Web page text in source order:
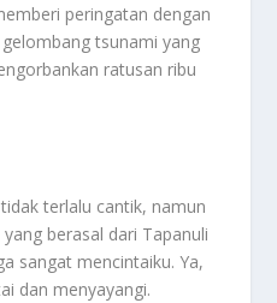
peringatan dengan
tsunami yang
ratusan ribu
terlalu cantik, namun
berasal dari Tapanuli
sangat mencintaiku. Ya,
dan menyayangi.